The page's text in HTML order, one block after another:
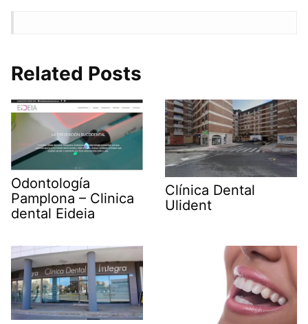
Related Posts
Odontología
Pamplona – Clinica
dental Eideia
Clínica Dental
Ulident